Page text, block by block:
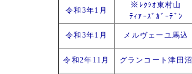
令和3年1月
※ﾚｸｼｵ東村山
ﾃｨｱｰｽﾞｶﾞｰﾃﾞﾝ
令和3年1月 メルヴェーユ馬込
令和2年11月 グランコート津田